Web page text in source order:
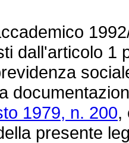
dall'articolo 1
1979, n. 200,
presente